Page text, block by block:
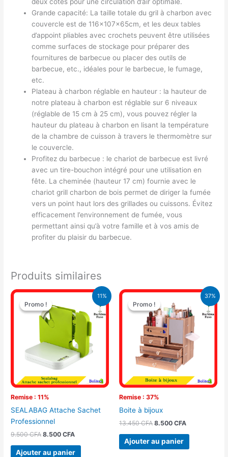
Grande capacité: La taille totale du gril à charbon avec
couvercle est de 116x107x65cm, et les deux tables
d’appoint pliables avec crochets peuvent être utilisées
comme surfaces de stockage pour préparer des
fournitures de barbecue ou placer des outils de
barbecue, etc., idéales pour le barbecue, le fumage,
etc.
Plateau à charbon réglable en hauteur : la hauteur de
notre plateau à charbon est réglable sur 6 niveaux
(réglable de 15 cm à 25 cm), vous pouvez régler la
hauteur du plateau à charbon en lisant la température
de la chambre de cuisson à travers le thermomètre sur
le couvercle.
Profitez du barbecue : le chariot de barbecue est livré
avec un tire-bouchon intégré pour une utilisation en
fête. La cheminée (hauteur 17 cm) fournie avec le
chariot grill charbon de bois permet de diriger la fumée
vers un point haut lors des grillades ou cuissons. Évitez
efficacement l’environnement de fumée, vous
permettant ainsi qu’à votre famille et à vos amis de
profiter du plaisir du barbecue.
Produits similaires
11%
Promo !
Remise : 11%
Promo !
SEALABAG Attache Sachet
Professionnel
9.500CFA
Le
prix
initial
était :
9.500 CFA.
8.500CFA
Le
actuel
est :
8.500 CFA.
Ajouter au panier
37%
Promo !
Remise : 37%
Promo !
Boite à bijoux
13.450CFA
Le
prix
initial
était :
13.450 CFA.
8.500 CFA
Le
actuel
est :
8.500 CFA.
Ajouter au panier